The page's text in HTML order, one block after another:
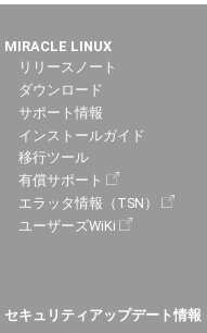
MIRACLE LINUX
リリースノート
ダウンロード
サポート情報
インストールガイド
移行ツール
有償サポート
エラッタ情報（TSN）
ユーザーズWiKi
セキュリティアップデート情報